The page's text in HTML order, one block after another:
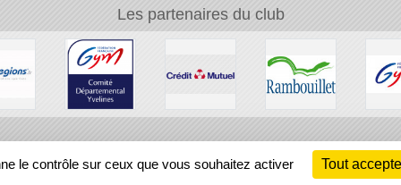
Les partenaires du club
le contrôle sur ceux que vous souhaitez activer Tout